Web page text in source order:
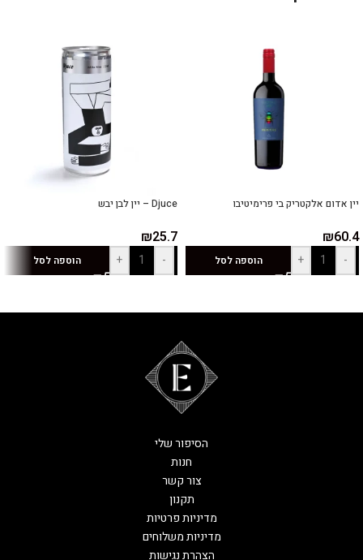
יין אדום אלקטריק בי פרימיטיבו
₪60.4
-
+ הוספה לסל
Djuce – יין לבן יבש
₪25.7
-
+ הוספה לסל
הסיפור שלי
חנות
צור קשר
תקנון
מדיניות פרטיות
מדיניות משלוחים
הצהרת נגישות